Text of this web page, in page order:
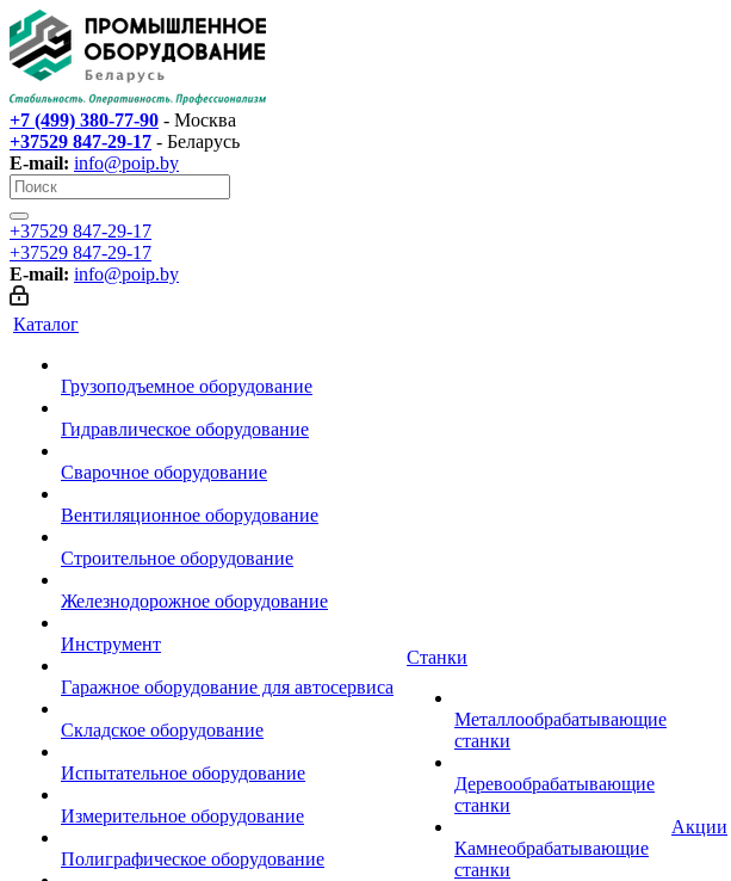
+7 (499) 380-77-90 - Москва
+37529 847-29-17‬ - Беларусь
E-mail: info@poip.by
+37529 847-29-17‬
+37529 847-29-17‬
E-mail: info@poip.by
Каталог
Грузоподъемное оборудование
Гидравлическое оборудование
Сварочное оборудование
Вентиляционное оборудование
Строительное оборудование
Железнодорожное оборудование
Инструмент
Гаражное оборудование для автосервиса
Складское оборудование
Испытательное оборудование
Измерительное оборудование
Полиграфическое оборудование
Станки
Металлообрабатывающие
станки
Деревообрабатывающие
станки
Камнеобрабатывающие
станки
Акции